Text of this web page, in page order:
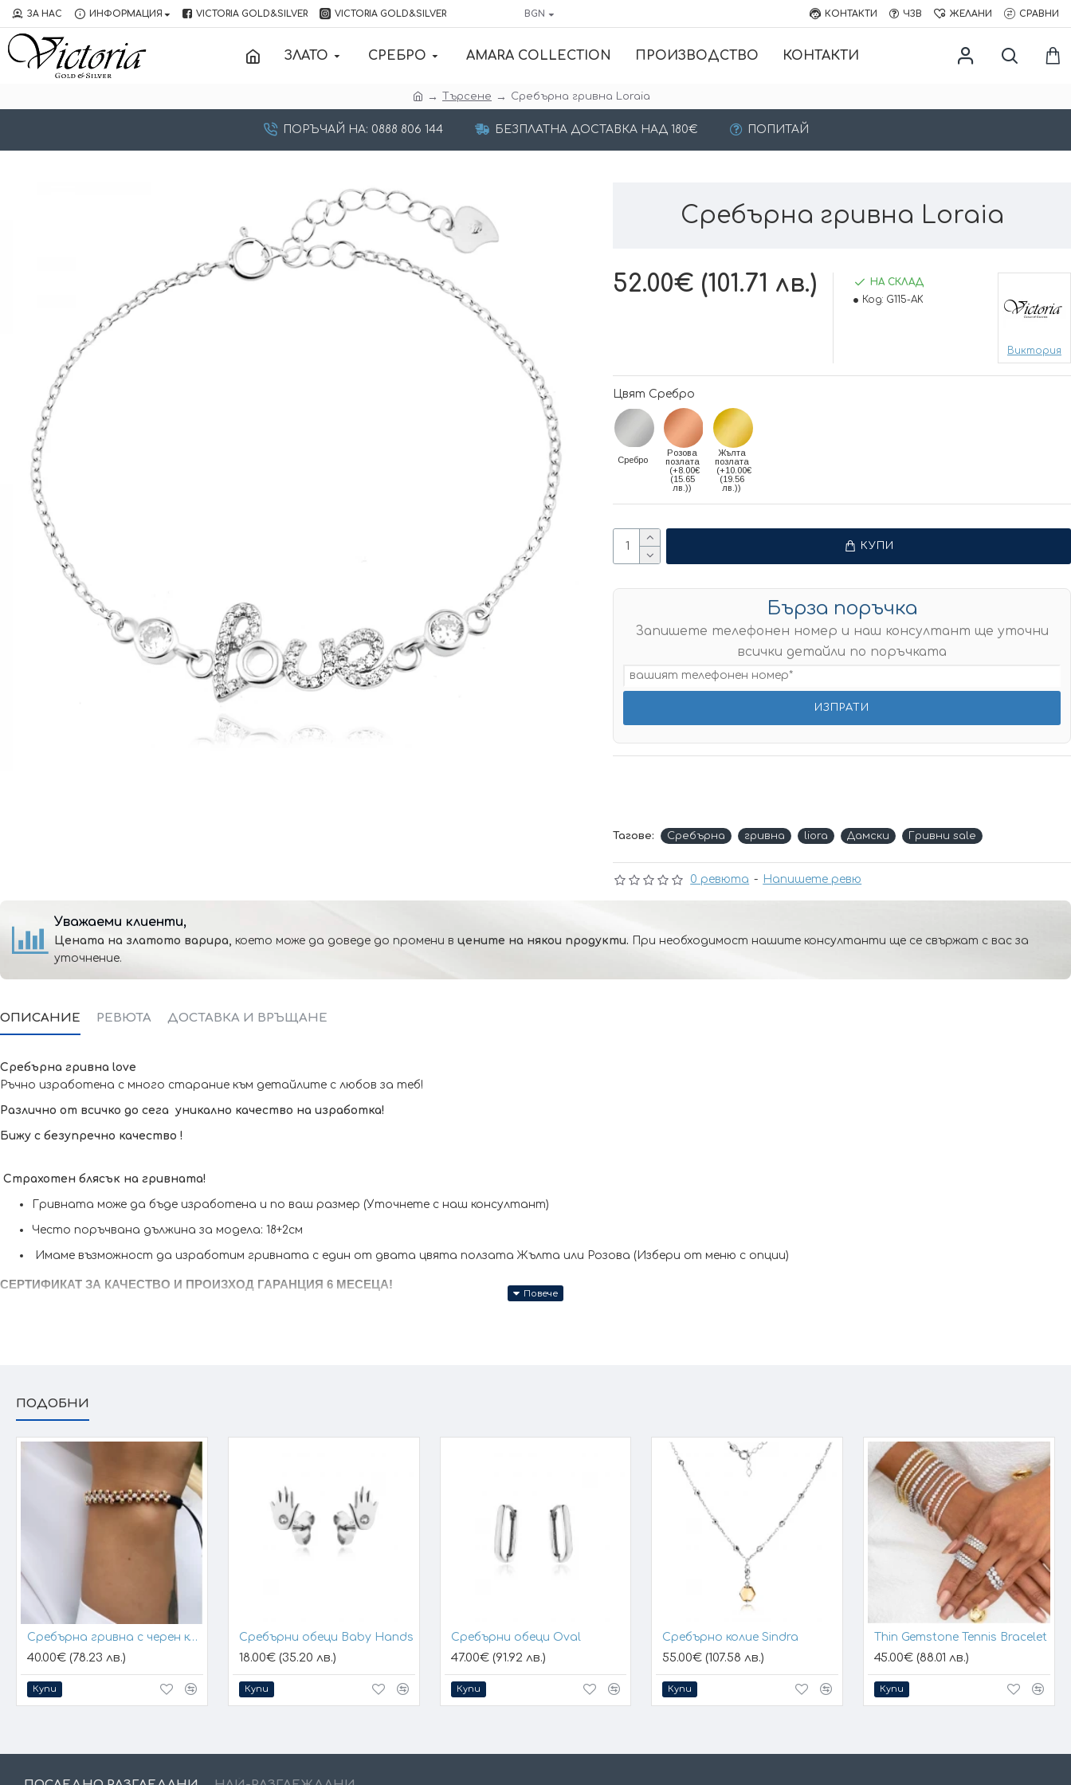
ЗА НАС ИНФОРМАЦИЯ VICTORIA GOLD&SILVER VICTORIA GOLD&SILVER BGN КОНТАКТИ ЧЗВ ЖЕЛАНИ СРАВНИ
ЗЛАТО СРЕБРО AMARA COLLECTION ПРОИЗВОДСТВО КОНТАКТИ
Търсене Сребърнa гривна Loraia
ПОРЪЧАЙ НА: 0888 806 144 БЕЗПЛАТНА ДОСТАВКА НАД 180€ ПОПИТАЙ
Сребърнa гривна Loraia
0 ревюта - Напишете ревю
52.00€ (101.71 лв.)
НА СКЛАД
Код: G115-AK
Виктория
Цвят Сребро
Сребро
Розова
позлата
(+8.00€
(15.65
лв.))
Жълта
позлата
(+10.00€
(19.56
лв.))
КУПИ
Бърза поръчка
Запишете телефонен номер и наш консултант ще уточни
всички детайли по поръчката
Тагове: Сребърнa гривна liora Дамски Гривни sale
Уважаеми клиенти,
Цената на златото варира, което може да доведе до промени в цените на някои продукти. При необходимост нашите консултанти ще се свържат с вас за
уточнение.
ОПИСАНИЕ РЕВЮТА ДОСТАВКА И ВРЪЩАНЕ
Сребърна гривна love
Ръчно изработена с много старание към детайлите с любов за теб!
Различно от всичко до сега уникално качество на изработка!
Бижу с безупречно качество !
Страхотен блясък на гривната!
Гривната може да бъде изработена и по ваш размер (Уточнете с наш консултант)
Често поръчвана дължина за модела: 18+2см
Имаме възможност да изработим гривната с един от двата цвята ползата Жълта или Розова (Избери от меню с опции)
СЕРТИФИКАТ ЗА КАЧЕСТВО И ПРОИЗХОД ГАРАНЦИЯ 6 МЕСЕЦА!
ПОДОБНИ
Сребърна гривна с черен конец и позлатени топчета
40.00€ (78.23 лв.)
Купи
Сребърни обеци Baby Hands
18.00€ (35.20 лв.)
Купи
Сребърни обеци Oval
47.00€ (91.92 лв.)
Купи
Сребърно колие Sindra
55.00€ (107.58 лв.)
Купи
Thin Gemstone Tennis Bracelet
45.00€ (88.01 лв.)
Купи